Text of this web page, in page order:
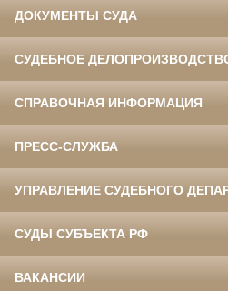
ДОКУМЕНТЫ СУДА
СУДЕБНОЕ
СПРАВОЧНАЯ ИНФОРМАЦИЯ
ПРЕСС-СЛУЖБА
УПРАВЛЕНИЕ СУДЕБНОГО
СУДЫ СУБЪЕКТА РФ
ВАКАНСИИ